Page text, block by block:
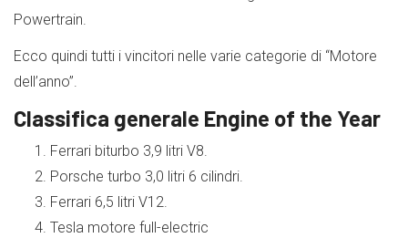
Powertrain.
Ecco quindi tutti i vincitori nelle varie categorie di “Motore
dell’anno”.
Classifica generale Engine of the Year
Ferrari biturbo 3,9 litri V8.
Porsche turbo 3,0 litri 6 cilindri.
Ferrari 6,5 litri V12.
Tesla motore full-electric